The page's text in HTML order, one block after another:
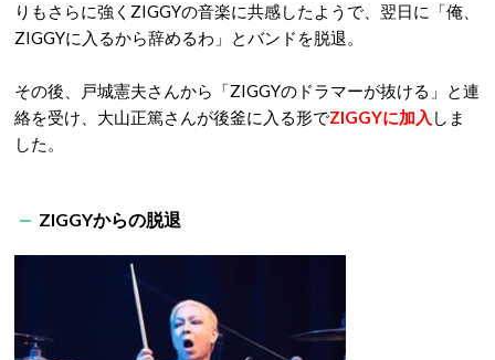
りもさらに強くZIGGYの音楽に共感したようで、翌日に「俺、
ZIGGYに入るから辞めるわ」とバンドを脱退。
その後、戸城憲夫さんから「ZIGGYのドラマーが抜ける」と連
絡を受け、大山正篤さんが後釜に入る形でZIGGYに加入 しま
した。
ZIGGYからの脱退